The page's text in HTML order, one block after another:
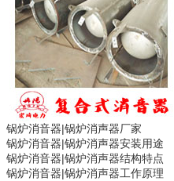
锅炉消音器|锅炉消声器厂家
锅炉消音器|锅炉消声器安装用途
锅炉消音器|锅炉消声器结构特点
锅炉消音器|锅炉消声器工作原理